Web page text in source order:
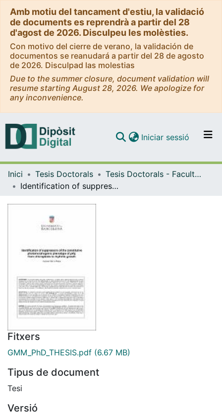
Amb motiu del tancament d'estiu, la validació
de documents es reprendrà a partir del 28
d'agost de 2026. Disculpeu les molèsties.
Con motivo del cierre de verano, la validación de
documentos se reanudará a partir del 28 de agosto
de 2026. Disculpad las molestias
Due to the summer closure, document validation will
resume starting August 28, 2026. We apologize for
any inconvenience.
Navega per tot el DD
Iniciar sessió (current)
Inici Tesis Doctorals
Tesis Doctorals - Facultat - Biologia
Identification of suppressors of the constitutive photomorphogenic phenotype of pifq: from chloroplasts to rhythmic growth
Fitxers
GMM_PhD_THESIS.pdf (6.67 MB)
Tipus de document
Tesi
Versió